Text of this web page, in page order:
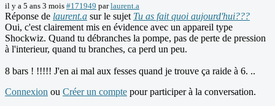
il y a 5 ans 3 mois #171949 parlaurent.a
Réponse de laurent.a sur le sujet Tu as fait quoi aujourd'hui???
Oui, c'est clairement mis en évidence avec un appareil type
Shockwiz. Quand tu débranches la pompe, pas de perte de pression
à l'interieur, quand tu branches, ca perd un peu.
8 bars ! !!!!! J'en ai mal aux fesses quand je trouve ça raide à 6. ..
Connexion ou Créer un compte pour participer à la conversation.